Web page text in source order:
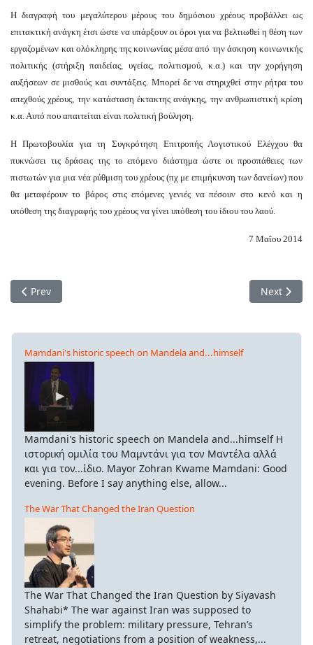
Η διαγραφή του μεγαλύτερου μέρους του δημόσιου χρέους προβάλλει ως
επιτακτική ανάγκη έτσι ώστε να υπάρξουν οι όροι για να βελτιωθεί η θέση των
εργαζομένων και ολόκληρης της κοινωνίας μέσα από την άσκηση κοινωνικής
πολιτικής (στήριξη παιδείας, υγείας, πολιτισμού, κ.α.) και την χορήγηση
αυξήσεων σε μισθούς και συντάξεις. Μπορεί δε να στηριχθεί στην ρήτρα του
απεχθούς χρέους, την κατάσταση έκτακτης ανάγκης, την ανθρωπιστική κρίση
κ.α. Αυτό που απαιτείται είναι πολιτική βούληση.
Η Πρωτοβουλία για τη Συγκρότηση Επιτροπής Λογιστικού Ελέγχου θα
πυκνώσει τις δράσεις της το επόμενο διάστημα ώστε οι προσπάθειες των
πιστωτών για μια νέα ρύθμιση του χρέους (πχ με επιμήκυνση των δανείων) που
θα μεταφέρουν το βάρος στις επόμενες γενιές να πέσουν στο κενό και η
υπόθεση της διαγραφής του χρέους να γίνει υπόθεση του ίδιου του λαού.
7 Μαΐου 2014
Previous article: ​Κάτω από τις στάχτες των εθνικισμών
Prev Next
Next
Mamdani's historic speech on Mandela and...himself
Mamdani's historic speech on Mandela and...himself Η
ιστορική ομιλία του Μαμντάνι για τον Μαντέλα αλλά
και για τον...ίδιο. Mayor Zohran Kwame Mamdani: Good
evening. Before I say anything else, allow...
The War That Changed the Iran Question
The War That Changed the Iran Question by Siyavash
Shahabi* The war against Iran was supposed to
simplify the problem: military pressure, Tehran’s
retreat, negotiations from a position of weakness,...